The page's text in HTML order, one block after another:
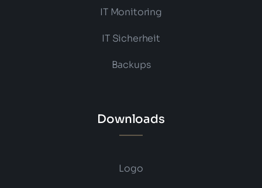
IT Monitoring
IT Sicherheit
Backups
Downloads
Logo